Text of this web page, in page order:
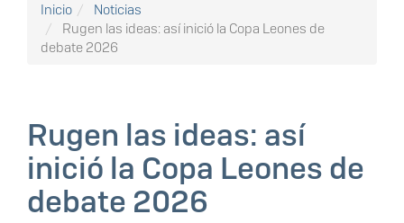
Inicio
Noticias
Rugen las ideas: así inició la Copa Leones de
debate 2026
Rugen las ideas: así
inició la Copa Leones de
debate 2026